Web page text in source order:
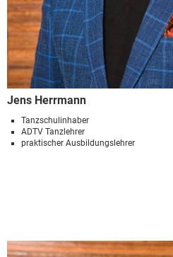
Jens Herrmann
Tanzschulinhaber
ADTV Tanzlehrer
praktischer Ausbildungslehrer